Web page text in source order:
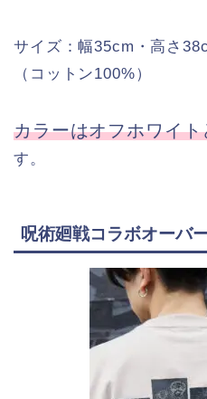
サイズ：幅35cm・高さ
（コットン100%）
カラーはオフホワイ
す。
呪術廻戦コラボオーバ